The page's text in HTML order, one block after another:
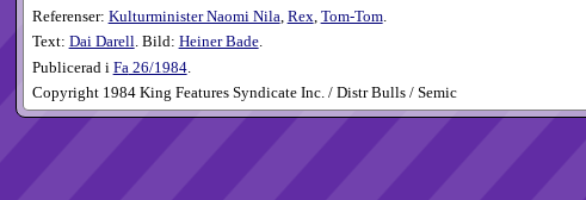
Referenser: Kulturminister Naomi Nila Rex Tom-Tom.
Text: Dai Darell. Bild: Heiner Bade.
Publicerad i Fa 26​/1984.
Copyright 1984 King Features Syndicate Inc. / Distr Bulls / Semic